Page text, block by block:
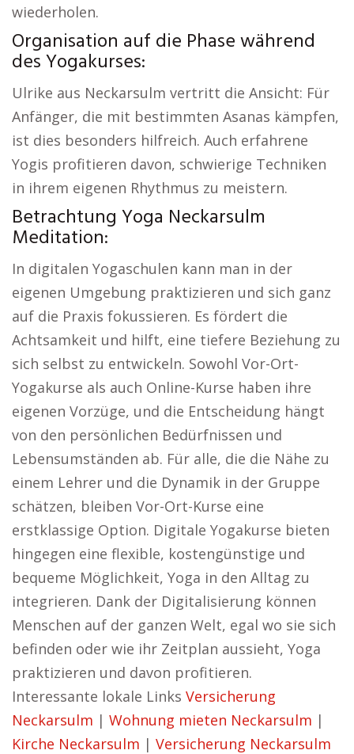
wiederholen.
Organisation auf die Phase während
des Yogakurses:
Ulrike aus Neckarsulm vertritt die Ansicht: Für
Anfänger, die mit bestimmten Asanas kämpfen,
ist dies besonders hilfreich. Auch erfahrene
Yogis profitieren davon, schwierige Techniken
in ihrem eigenen Rhythmus zu meistern.
Betrachtung Yoga Neckarsulm
Meditation:
In digitalen Yogaschulen kann man in der
eigenen Umgebung praktizieren und sich ganz
auf die Praxis fokussieren. Es fördert die
Achtsamkeit und hilft, eine tiefere Beziehung zu
sich selbst zu entwickeln. Sowohl Vor-Ort-
Yogakurse als auch Online-Kurse haben ihre
eigenen Vorzüge, und die Entscheidung hängt
von den persönlichen Bedürfnissen und
Lebensumständen ab. Für alle, die die Nähe zu
einem Lehrer und die Dynamik in der Gruppe
schätzen, bleiben Vor-Ort-Kurse eine
erstklassige Option. Digitale Yogakurse bieten
hingegen eine flexible, kostengünstige und
bequeme Möglichkeit, Yoga in den Alltag zu
integrieren. Dank der Digitalisierung können
Menschen auf der ganzen Welt, egal wo sie sich
befinden oder wie ihr Zeitplan aussieht, Yoga
praktizieren und davon profitieren.
Interessante lokale Links Versicherung
Neckarsulm | Wohnung mieten Neckarsulm |
Kirche Neckarsulm | Versicherung Neckarsulm